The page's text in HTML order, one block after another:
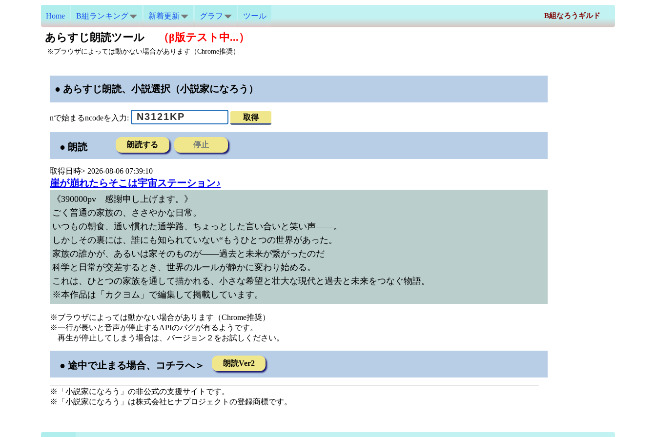
Home B組ランキング 新着更新 グラフ ツール B組なろうギルド
あらすじ朗読ツール （β版テスト中...）
※ブラウザによっては動かない場合があります（Chrome推奨）
● あらすじ朗読、小説選択（小説家になろう）
nで始まるncodeを入力: 取得
● 朗読 朗読する 停止
取得日時> 2026-08-06 07:39:10
崖が崩れたらそこは宇宙ステーション♪
《390000pv 感謝申し上げます。》
ごく普通の家族の、ささやかな日常。
いつもの朝食、通い慣れた通学路、ちょっとした言い合いと笑い声——。
しかしその裏には、誰にも知られていない“もうひとつの世界があった。
家族の誰かが、あるいは家そのものが——過去と未来が繋がったのだ
科学と日常が交差するとき、世界のルールが静かに変わり始める。
これは、ひとつの家族を通して描かれる、小さな希望と壮大な現代と過去と未来をつなぐ物語。
※本作品は「カクヨム」で編集して掲載しています。
※ブラウザによっては動かない場合があります（Chrome推奨）
※一行が長いと音声が停止するAPIのバグが有るようです。
再生が停止してしまう場合は、バージョン２をお試しください。
● 途中で止まる場合、コチラへ＞ 朗読Ver2
※「小説家になろう」の非公式の支援サイトです。
※「小説家になろう」は株式会社ヒナプロジェクトの登録商標です。